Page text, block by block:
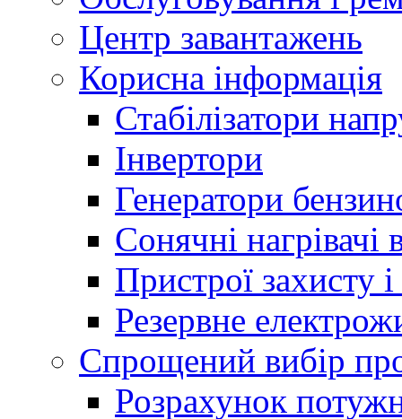
Центр завантажень
Корисна інформація
Стабілізатори
Інвертори
Генератори
Сонячні нагрівачі
Пристрої захисту і
Резервне
Спрощений вибір
Розрахунок